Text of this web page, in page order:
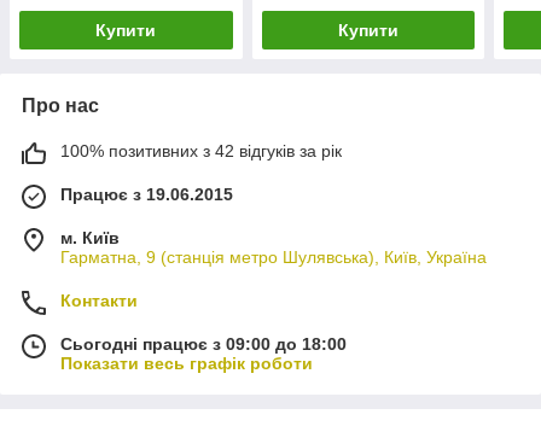
Купити Купити
Про нас
100% позитивних з 42 відгуків за рік
Працює з 19.06.2015
м. Київ
Гарматна, 9 (станція метро Шулявська), Київ, Україна
Контакти
Сьогодні працює з 09:00 до 18:00
Показати весь графік роботи